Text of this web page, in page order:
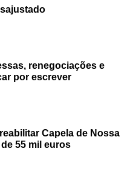
renegociações e
por escrever
Capela de Nossa
55 mil euros